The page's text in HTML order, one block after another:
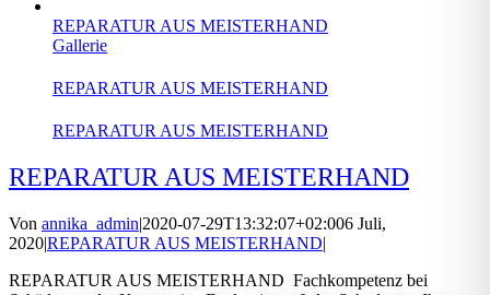
REPARATUR AUS MEISTERHAND
Gallerie
REPARATUR AUS MEISTERHAND
REPARATUR AUS MEISTERHAND
REPARATUR AUS MEISTERHAND
Von annika_admin|2020-07-29T13:32:07+02:006 Juli,
2020|REPARATUR AUS MEISTERHAND|
REPARATUR AUS MEISTERHAND Fachkompetenz bei